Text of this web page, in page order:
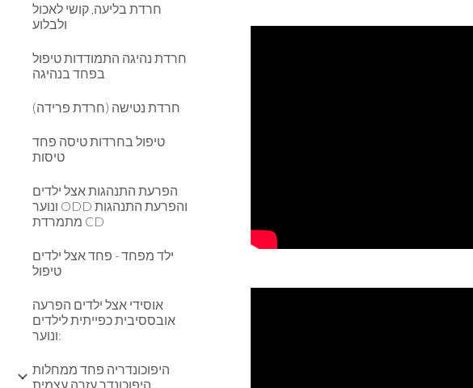
חרדת בליעה, קושי לאכול
ולבלוע
חרדת נהיגה התמודדות טיפול
בפחד בנהיגה
חרדת נטישה (חרדת פרידה)
טיפול בחרדות טיסה פחד
טיסות
הפרעת התנהגות אצל ילדים
ונוער ODD והפרעת התנהגות
מתמרדת CD
ילד מפחד - פחד אצל ילדים
טיפול
אוסידי אצל ילדים הפרעה
אובססיבית כפייתית לילדים
ונוער:
היפוכונדריה פחד ממחלות
היפוכונדר עזרה עצמית